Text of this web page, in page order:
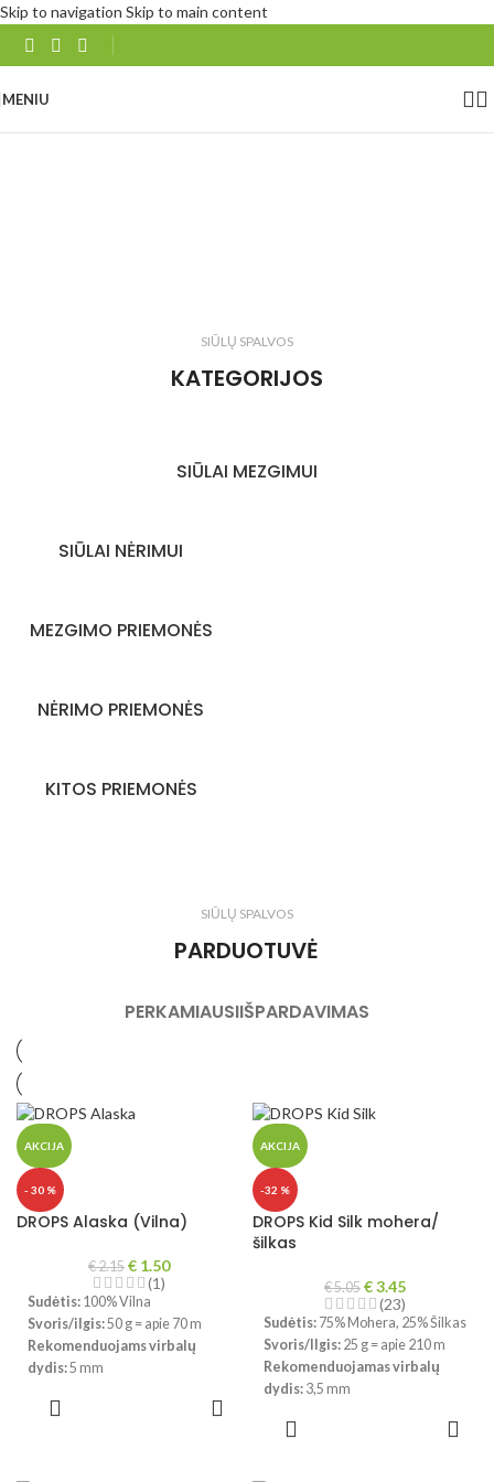
Skip to navigation Skip to main content
MENIU
SIŪLŲ SPALVOS
KATEGORIJOS
SIŪLAI MEZGIMUI
SIŪLAI NĖRIMUI
MEZGIMO PRIEMONĖS
NĖRIMO PRIEMONĖS
KITOS PRIEMONĖS
SIŪLŲ SPALVOS
PARDUOTUVĖ
PERKAMIAUSIIŠPARDAVIMAS
AKCIJA
- 30 %
DROPS Alaska (Vilna)
€2.15 €1.50
(1)
Sudėtis: 100% Vilna
Svoris/ilgis:50 g = apie 70 m
Rekomenduojams virbalų
dydis:5 mm
= 17 a. x 22 eil.
džiovyklėje
AKCIJA
-32 %
DROPS Kid Silk mohera/
šilkas
€5.05 €3.45
(23)
Sudėtis:75% Mohera, 25% Šilkas
Svoris/Ilgis:25 g = apie 210 m
Rekomenduojamas virbalų
dydis:3,5 mm
= 23 a. x 30 eilės